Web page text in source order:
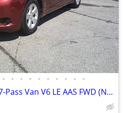
• • • • • • • • • •
2012 Toyota Sienna 5dr 7-Pass Van V6 LE AAS FWD (Natl)